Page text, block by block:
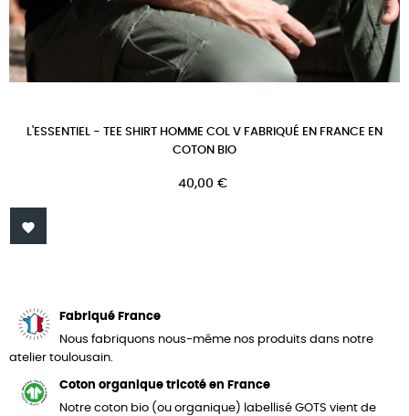
L'ESSENTIEL - TEE SHIRT HOMME COL V FABRIQUÉ EN FRANCE EN
COTON BIO
Prix
40,00 €

Fabriqué France
Nous fabriquons nous-même nos produits dans notre
atelier toulousain.
Coton organique tricoté en France
Notre coton bio (ou organique) labellisé GOTS vient de